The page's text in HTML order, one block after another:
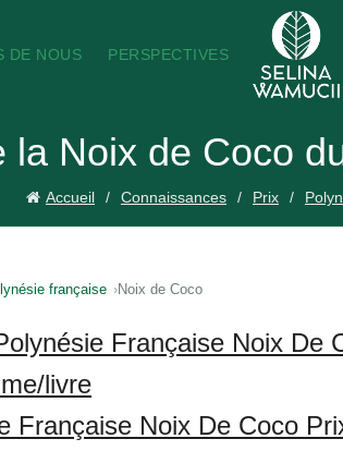
DE NOUS PERSPECTIVES
la Noix de Coco
Accueil Connaissances Prix
française Noix de Coco
Française Noix De
livre
Française Noix De Coco